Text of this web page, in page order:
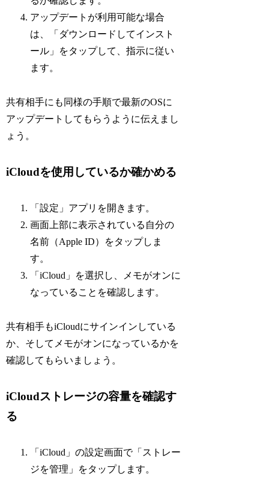
アップデートが利用可能な場合
は、「ダウンロードしてインスト
ール」をタップして、指示に従い
ます。
共有相手にも同様の手順で最新のOSに
アップデートしてもらうように伝えまし
ょう。
iCloudを使用しているか確かめる
「設定」アプリを開きます。
画面上部に表示されている自分の
名前（Apple ID）をタップしま
す。
「iCloud」を選択し、メモがオンに
なっていることを確認します。
共有相手もiCloudにサインインしている
か、そしてメモがオンになっているかを
確認してもらいましょう。
iCloudストレージの容量を確認す
る
「iCloud」の設定画面で「ストレー
ジを管理」をタップします。